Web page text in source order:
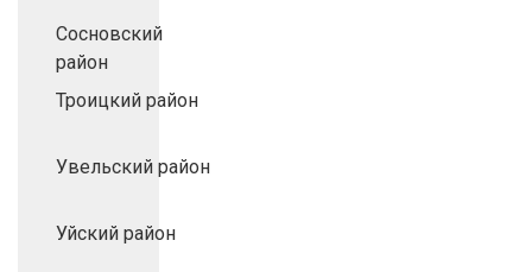
Сосновский
район
Троицкий район
Увельский район
Уйский район